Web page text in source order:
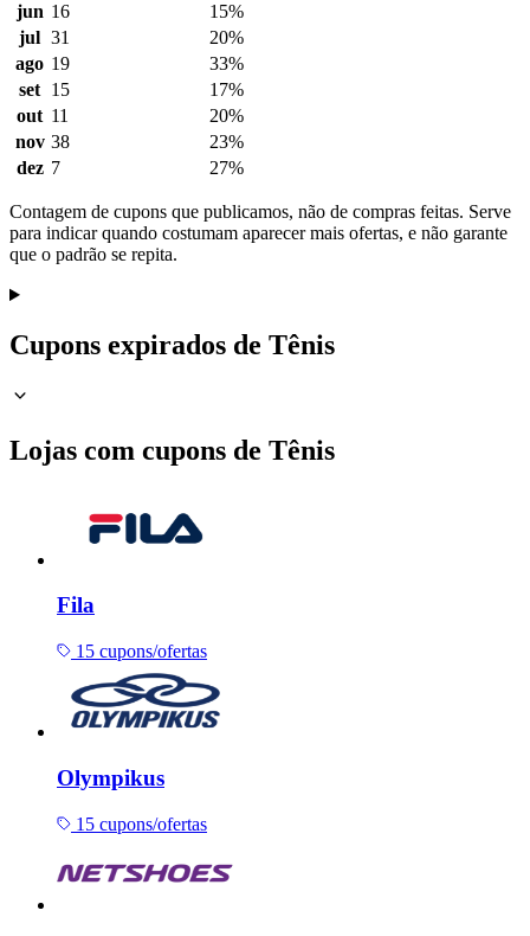
jun 16
15%
jul 31
20%
ago 19
33%
set 15
17%
out 11
20%
nov 38
23%
dez 7 27%
Contagem de cupons que publicamos, não de compras feitas. Serve
para indicar quando costumam aparecer mais ofertas, e não garante
que o padrão se repita.
Cupons expirados de Tênis
Lojas com cupons de Tênis
Fila
15 cupons/ofertas
Olympikus
15 cupons/ofertas